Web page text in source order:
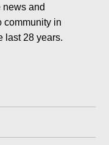
news and
community in
last 28 years.